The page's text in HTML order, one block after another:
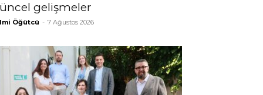
gelişmeler
Öğütcü - 7 Ağustos 2026